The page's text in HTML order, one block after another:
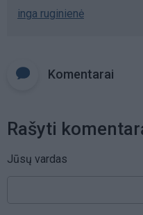
inga ruginienė
Komentarai
Rašyti
Jūsų vardas